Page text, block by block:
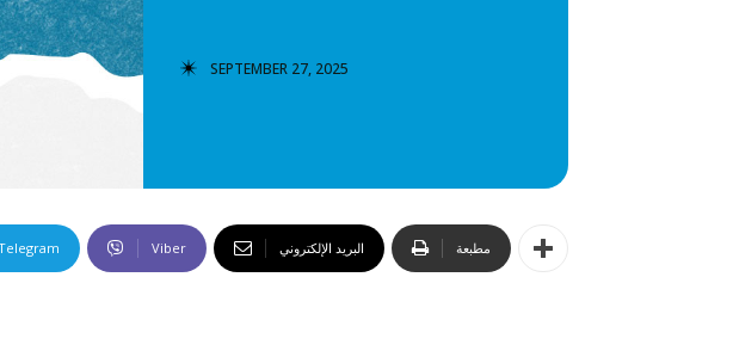
تصنيفات إضافية
المعلومات الخاطئة
تحقق
رئيسية
SEPTEMBER 27, 2025
Viber البريد الإلكتروني مطبعة